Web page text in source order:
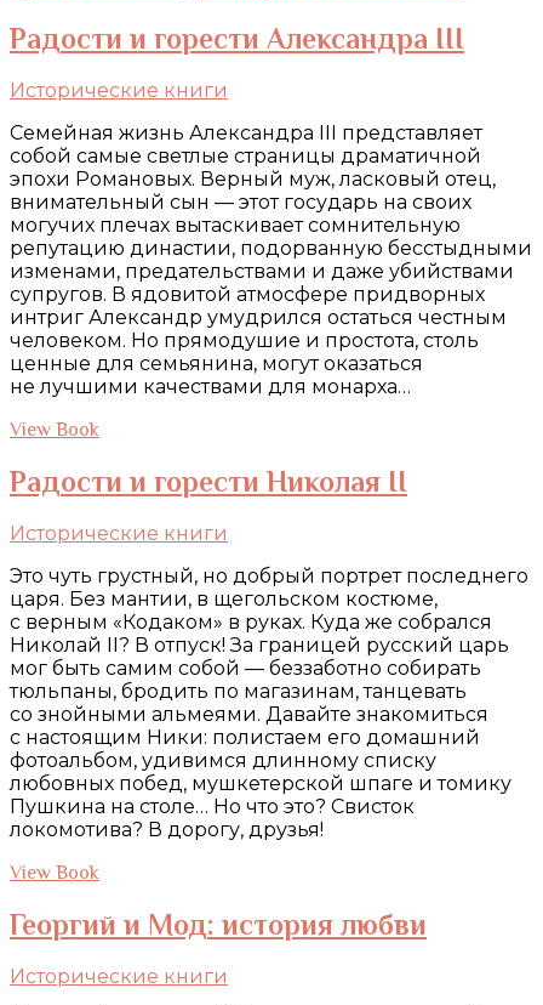
Радости и горести Александра III
Исторические книги
Семейная жизнь Александра III представляет
собой самые светлые страницы драматичной
эпохи Романовых. Верный муж, ласковый отец,
внимательный сын — этот государь на своих
могучих плечах вытаскивает сомнительную
репутацию династии, подорванную бесстыдными
изменами, предательствами и даже убийствами
супругов. В ядовитой атмосфере придворных
интриг Александр умудрился остаться честным
человеком. Но прямодушие и простота, столь
ценные для семьянина, могут оказаться
не лучшими качествами для монарха…
View Book
Радости и горести Николая II
Исторические книги
Это чуть грустный, но добрый портрет последнего
царя. Без мантии, в щегольском костюме,
с верным «Кодаком» в руках. Куда же собрался
Николай II? В отпуск! За границей русский царь
мог быть самим собой — беззаботно собирать
тюльпаны, бродить по магазинам, танцевать
со знойными альмеями. Давайте знакомиться
с настоящим Ники: полистаем его домашний
фотоальбом, удивимся длинному списку
любовных побед, мушкетерской шпаге и томику
Пушкина на столе… Но что это? Свисток
локомотива? В дорогу, друзья!
View Book
Георгий и Мод: история любви
Исторические книги